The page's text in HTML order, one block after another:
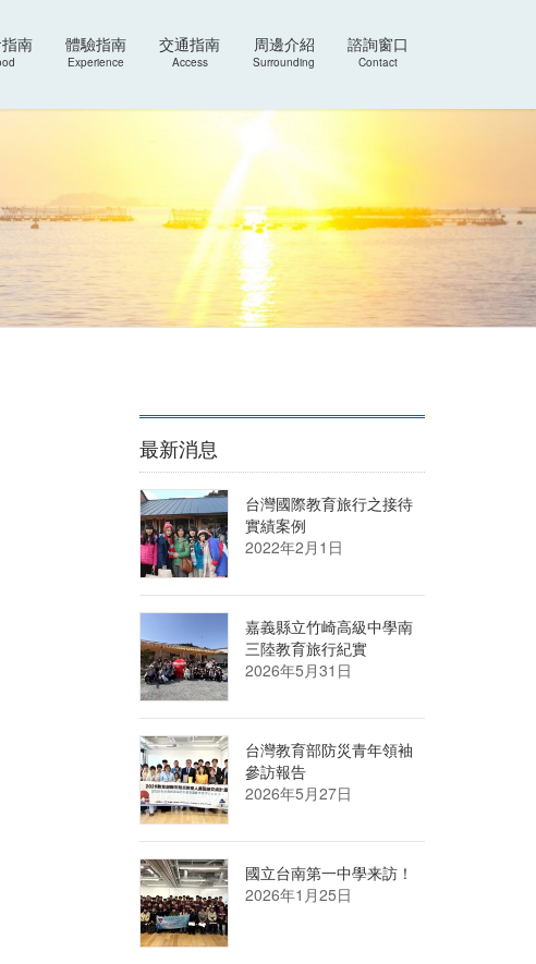
南 體驗指南
Experience
交通指南
Access
周邊介紹
Surrounding
諮詢窗口
Contact
最新消息
台灣國際教育旅行之接待
實績案例
2022年2月1日
嘉義縣立竹崎高級中學南
三陸教育旅行紀實
2026年5月31日
台灣教育部防災青年領袖
參訪報告
2026年5月27日
國立台南第一中學来訪！
2026年1月25日